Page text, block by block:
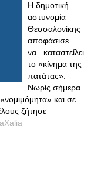
Η δημοτική
αστυνομία
Θεσσαλονίκης
αποφάσισε
να...καταστείλει
το «κίνημα της
πατάτας».
Νωρίς σήμερα
και σε
ζήτησε